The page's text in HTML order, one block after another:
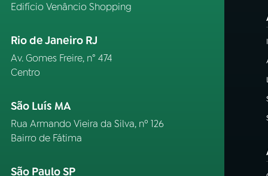
Edifício Venâncio Shopping
Rio de Janeiro RJ
Av. Gomes Freire, n° 474
Centro
São Luís MA
Rua Armando Vieira da Silva, nº 126
Bairro de Fátima
São Paulo SP